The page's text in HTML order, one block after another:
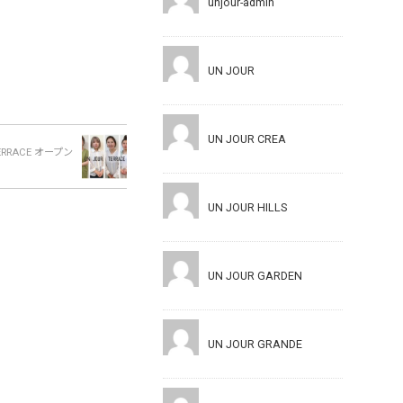
オープン
UN JOUR
UN JOUR CREA
UN JOUR HILLS
UN JOUR GARDEN
UN JOUR GRANDE